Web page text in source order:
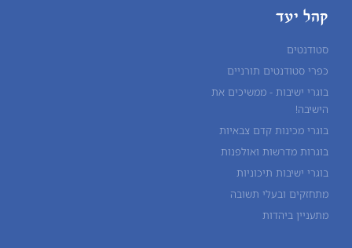
קהל יעד
סטודנטים
כפרי סטודנטים תורניים
בוגרי ישיבות - ממשיכים את
הישיבה!
בוגרי מכינות קדם צבאיות
בוגרות מדרשות ואולפנות
בוגרי ישיבות תיכוניות
מתחזקים ובעלי תשובה
מתעניין ביהדות